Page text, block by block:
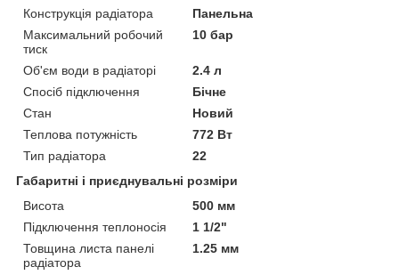
Конструкція радіатора
Панельна
Максимальний робочий
тиск
10 бар
Об'єм води в радіаторі
2.4 л
Спосіб підключення
Бічне
Стан
Новий
Теплова потужність
772 Вт
Тип радіатора
22
Габаритні і приєднувальні розміри
Висота
500 мм
Підключення теплоносія
1 1/2"
Товщина листа панелі
радіатора
1.25 мм